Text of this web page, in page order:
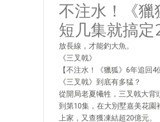
不注水！《
短几集就搞定
放長線，才能釣大魚。
《三叉戟》
【不注水！《獵狐》6年追回
《三叉戟》到底有多猛？
從開局老夏犧牲，三叉戟大背
到第10集，在大別墅嘉美花
上家，又查獲凍結超20億元。